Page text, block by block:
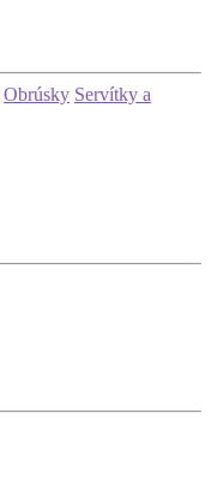
Obrúsky Servítky a